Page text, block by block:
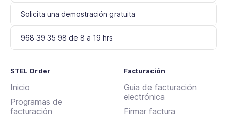
Solicita una demostración gratuita
968 39 35 98 de 8 a 19 hrs
STEL Order
Inicio
Programas de
facturación
Facturación
Guía de facturación
electrónica
Firmar factura